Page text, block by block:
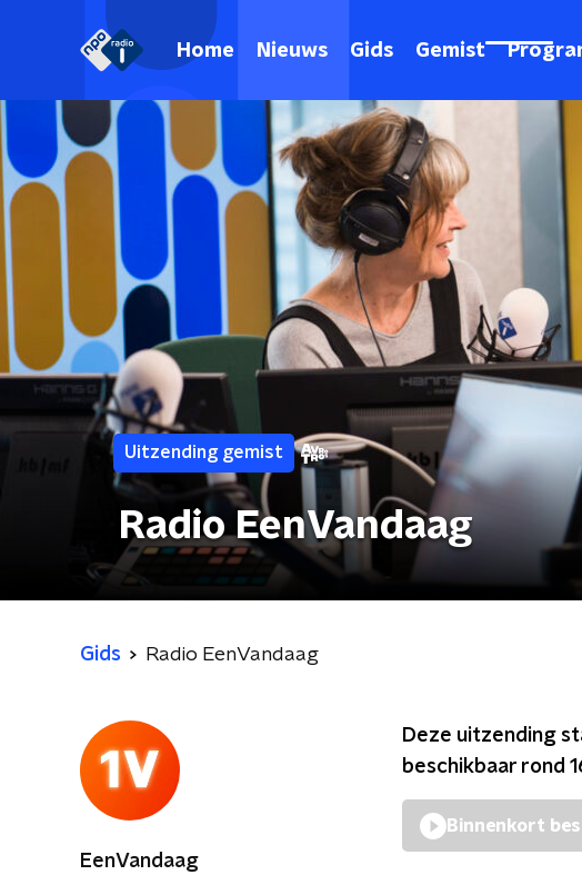
Home Nieuws Gids Gemist
Uitzending gemist
Radio EenVandaag
Gids Radio EenVandaag
EenVandaag
Deze uitzending
beschikbaar rond
Binnenkort